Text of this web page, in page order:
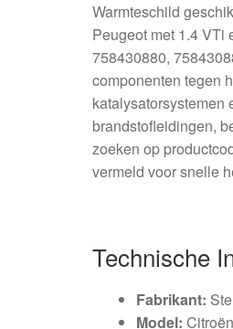
Warmteschild
Peugeot met 1.4 VTi
758430880,
componenten tegen
katalysatorsystemen
brandstofleidingen,
zoeken op
vermeld voor snelle
Technische
Fabrikant:
Model: